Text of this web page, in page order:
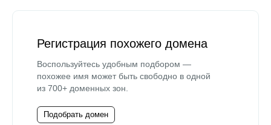
Регистрация похожего домена
Воспользуйтесь удобным подбором —
похожее имя может быть свободно в одной
из 700+ доменных зон.
Подобрать домен